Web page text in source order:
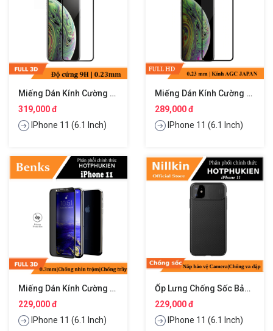
Miếng Dán Kính Cường Lực Full 3D Cho IPhone 11 Hiệu JCPAL Canada
319,000 đ
IPhone 11 (6.1 Inch)
Miếng Dán Kính Cường Lực Full 3D Cho IPhone 11 Hiệu Benks (mỏng 0.23mm Full HD Phủ Nano)
289,000 đ
IPhone 11 (6.1 Inch)
Miếng Dán Kính Cường Lực Chống Nhìn Trộm Full 3D Cho IPhone 11 Hiệu Benks
229,000 đ
IPhone 11 (6.1 Inch)
Ốp Lưng Chống Sốc Bảo Vệ Camera Cho IPhone 11 Hiệu Nillkin Camshield
229,000 đ
IPhone 11 (6.1 Inch)